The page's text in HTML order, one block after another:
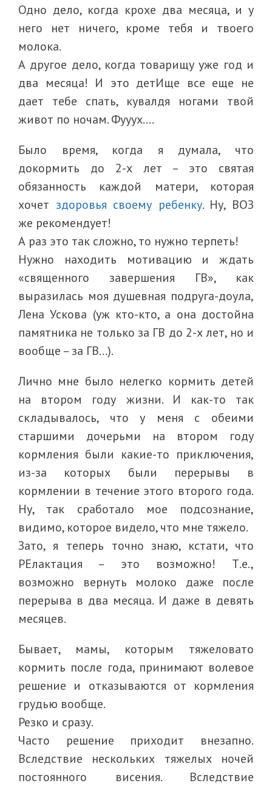
Одно дело, когда крохе два месяца, и у
него нет ничего, кроме тебя и твоего
молока.
А другое дело, когда товарищу уже год и
два месяца! И это детИще все еще не
дает тебе спать, кувалдя ногами твой
живот по ночам. Фууух….
Было время, когда я думала, что
докормить до 2-х лет – это святая
обязанность каждой матери, которая
хочет здоровья своему ребенку. Ну, ВОЗ
же рекомендует!
А раз это так сложно, то нужно терпеть!
Нужно находить мотивацию и ждать
«священного завершения ГВ», как
выразилась моя душевная подруга-доула,
Лена Ускова (уж кто-кто, а она достойна
памятника не только за ГВ до 2-х лет, но и
вообще – за ГВ…).
Лично мне было нелегко кормить детей
на втором году жизни. И как-то так
складывалось, что у меня с обеими
старшими дочерьми на втором году
кормления были какие-то приключения,
из-за которых были перерывы в
кормлении в течение этого второго года.
Ну, так сработало мое подсознание,
видимо, которое видело, что мне тяжело.
Зато, я теперь точно знаю, кстати, что
РЕлактация – это возможно! Т.е.,
возможно вернуть молоко даже после
перерыва в два месяца. И даже в девять
месяцев.
Бывает, мамы, которым тяжеловато
кормить после года, принимают волевое
решение и отказываются от кормления
грудью вообще.
Резко и сразу.
Часто решение приходит внезапно.
Вследствие нескольких тяжелых ночей
постоянного висения. Вследствие